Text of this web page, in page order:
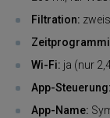
Filtration:
Wi-Fi: ja (nur
App-Steuerung:
App-Name: